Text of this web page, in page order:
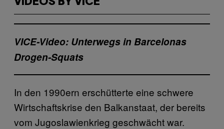
VICE-Video: Unterwegs in Barcelonas
Drogen-Squats
In den 1990ern erschütterte eine schwere
Wirtschaftskrise den Balkanstaat, der bereits
vom Jugoslawienkrieg geschwächt war.